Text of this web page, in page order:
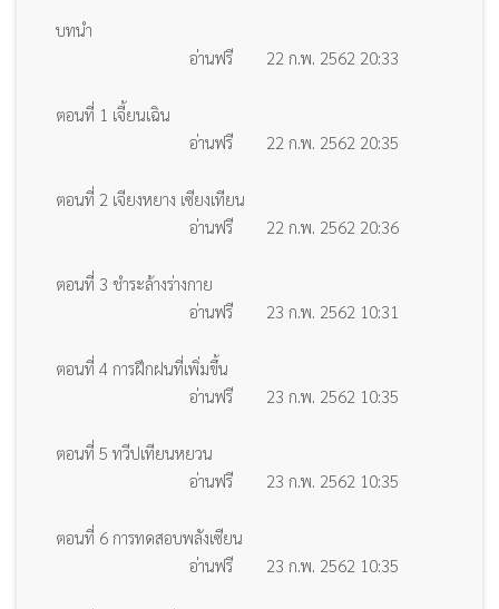
บทนำ
อ่านฟรี
22 ก.พ. 2562 20:33
ตอนที่ 1 เจี้ยนเฉิน
อ่านฟรี
22 ก.พ. 2562 20:35
ตอนที่ 2 เจียงหยาง เซียงเทียน
อ่านฟรี
22 ก.พ. 2562 20:36
ตอนที่ 3 ชำระล้างร่างกาย
อ่านฟรี
23 ก.พ. 2562 10:31
ตอนที่ 4 การฝึกฝนที่เพิ่มขึ้น
อ่านฟรี
23 ก.พ. 2562 10:35
ตอนที่ 5 ทวีปเทียนหยวน
อ่านฟรี
23 ก.พ. 2562 10:35
ตอนที่ 6 การทดสอบพลังเซียน
อ่านฟรี
23 ก.พ. 2562 10:35